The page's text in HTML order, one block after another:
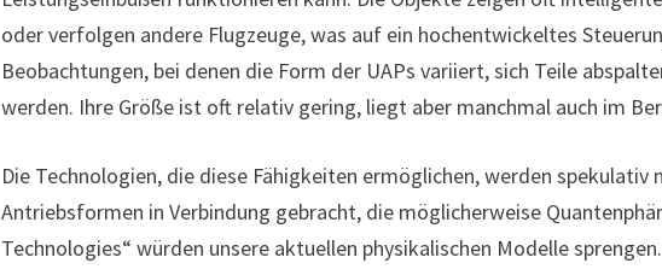
oder verfolgen andere Flugzeuge, was auf ein hochentwickeltes
Beobachtungen, bei denen die Form der UAPs variiert, sich Teile
werden. Ihre Größe ist oft relativ gering, liegt aber manchmal auch im
Die Technologien, die diese Fähigkeiten ermöglichen, werden
Antriebsformen in Verbindung gebracht, die möglicherweise
Technologies“ würden unsere aktuellen physikalischen Modelle